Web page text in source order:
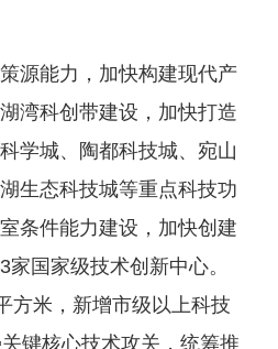
能力，加快构建现代产
湾科创带建设，加快打造
学城、陶都科技城、宛山
生态科技城等重点科技功
条件能力建设，加快创建
国家级技术创新中心。
方米，新增市级以上科技
键核心技术攻关，统筹推